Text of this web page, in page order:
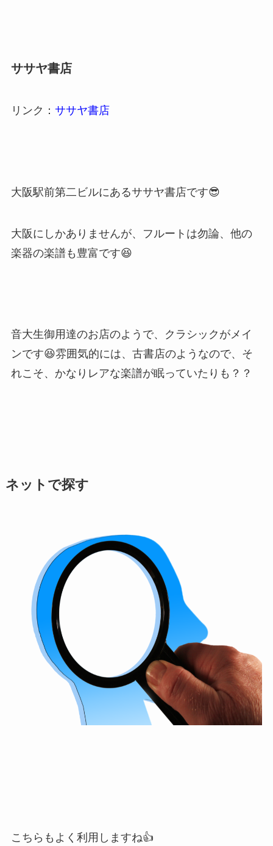
ササヤ書店
リンク： ササヤ書店
大阪駅前第二ビルにあるササヤ書店です😎
大阪にしかありませんが、フルートは勿論、他の
楽器の楽譜も豊富です😆
音大生御用達のお店のようで、クラシックがメイ
ンです😆雰囲気的には、古書店のようなので、そ
れこそ、かなりレアな楽譜が眠っていたりも？？
ネットで探す
こちらもよく利用しますね👍